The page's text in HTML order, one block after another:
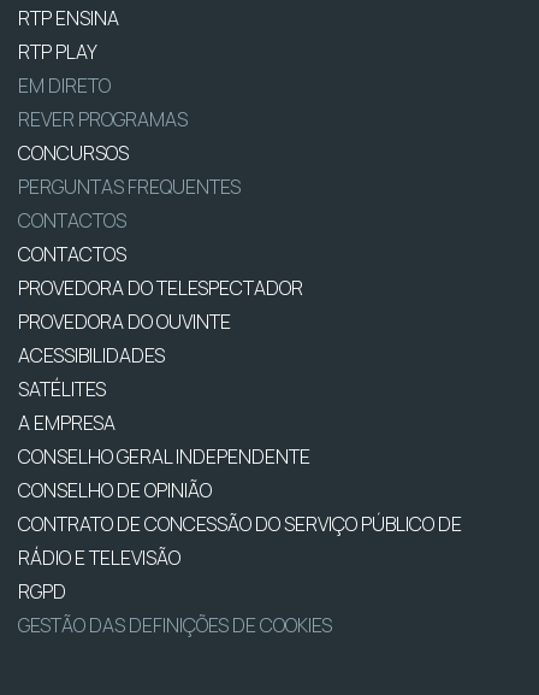
RTP ENSINA
RTP PLAY
EM DIRETO
REVER PROGRAMAS
CONCURSOS
PERGUNTAS FREQUENTES
CONTACTOS
CONTACTOS
PROVEDORA DO TELESPECTADOR
PROVEDORA DO OUVINTE
ACESSIBILIDADES
SATÉLITES
A EMPRESA
CONSELHO GERAL INDEPENDENTE
CONSELHO DE OPINIÃO
CONTRATO DE CONCESSÃO DO SERVIÇO PÚBLICO DE
RÁDIO E TELEVISÃO
RGPD
GESTÃO DAS DEFINIÇÕES DE COOKIES